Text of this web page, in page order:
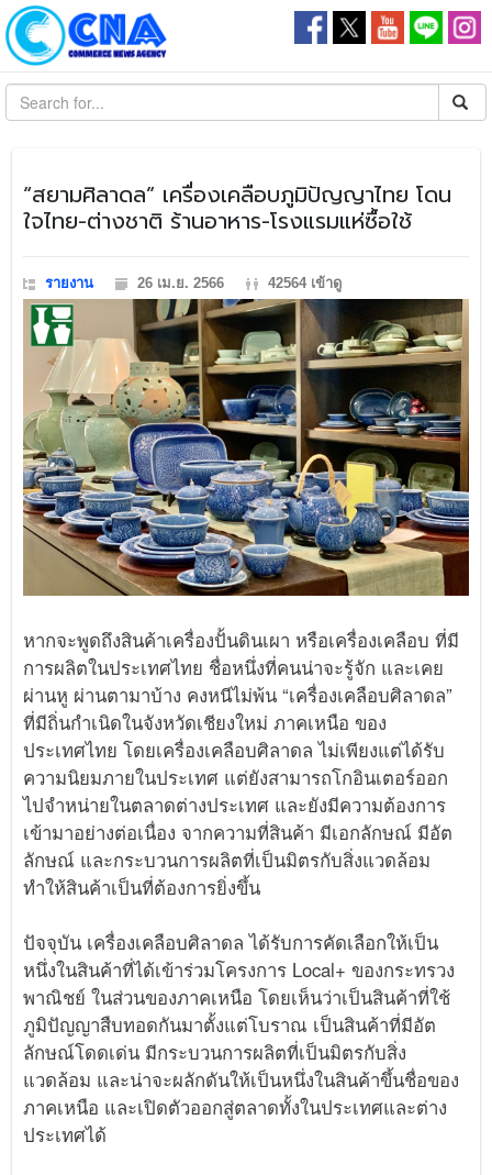
​“สยามศิลาดล” เครื่องเคลือบภูมิปัญญาไทย โดน
ใจไทย-ต่างชาติ ร้านอาหาร-โรงแรมแห่ซื้อใช้
รายงาน 26 เม.ย. 2566 42564 เข้าดู
หากจะพูดถึงสินค้าเครื่องปั้นดินเผา หรือเครื่องเคลือบ ที่มี
การผลิตในประเทศไทย ชื่อหนึ่งที่คนน่าจะรู้จัก และเคย
ผ่านหู ผ่านตามาบ้าง คงหนีไม่พ้น “เครื่องเคลือบศิลาดล”
ที่มีถิ่นกำเนิดในจังหวัดเชียงใหม่ ภาคเหนือ ของ
ประเทศไทย โดยเครื่องเคลือบศิลาดล ไม่เพียงแต่ได้รับ
ความนิยมภายในประเทศ แต่ยังสามารถโกอินเตอร์ออก
ไปจำหน่ายในตลาดต่างประเทศ และยังมีความต้องการ
เข้ามาอย่างต่อเนื่อง จากความที่สินค้า มีเอกลักษณ์ มีอัต
ลักษณ์ และกระบวนการผลิตที่เป็นมิตรกับสิ่งแวดล้อม
ทำให้สินค้าเป็นที่ต้องการยิ่งขึ้น
ปัจจุบัน เครื่องเคลือบศิลาดล ได้รับการคัดเลือกให้เป็น
หนึ่งในสินค้าที่ได้เข้าร่วมโครงการ Local+ ของกระทรวง
พาณิชย์ ในส่วนของภาคเหนือ โดยเห็นว่าเป็นสินค้าที่ใช้
ภูมิปัญญาสืบทอดกันมาตั้งแต่โบราณ เป็นสินค้าที่มีอัต
ลักษณ์โดดเด่น มีกระบวนการผลิตที่เป็นมิตรกับสิ่ง
แวดล้อม และน่าจะผลักดันให้เป็นหนึ่งในสินค้าขึ้นชื่อของ
ภาคเหนือ และเปิดตัวออกสู่ตลาดทั้งในประเทศและต่าง
ประเทศได้